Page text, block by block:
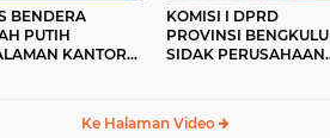
BENDERA
PUTIH
KANTOR
KOMISI I DPRD
PROVINSI BENGKULU
SIDAK PERUSAHAAN
Ke Halaman Video